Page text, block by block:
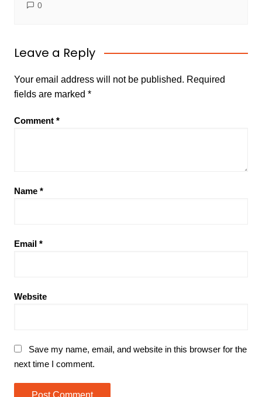
0
Leave a Reply
Your email address will not be published. Required
fields are marked *
Comment *
Name *
Email *
Website
Save my name, email, and website in this browser for the
next time I comment.